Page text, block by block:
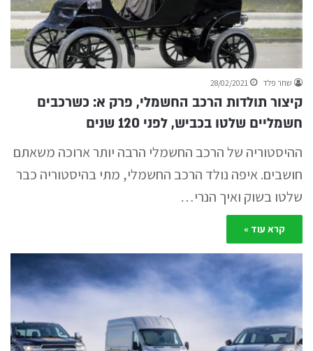
שחר פלד 28/02/2021
קיצור תולדות הרכב החשמלי, פרק א: כשרכבים
חשמליים שלטו בכביש, לפני 120 שנים
ההיסטוריה של הרכב החשמלי הרבה יותר ארוכה משאתם
חושבים. איפה נולד הרכב החשמלי, מתי בהיסטוריה כבר
שלטו בשוק ואיך הנרי…
קרא עוד »